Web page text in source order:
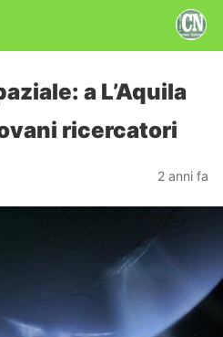
a L’Aquila
ricercatori
2 anni fa